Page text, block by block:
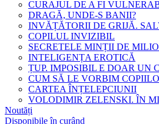
CURAJUL DE A FI
DRAGĂ, UNDE-S BANII?
INVĂȚĂTORII DE GRIJĂ.
COPILUL INVIZIBIL
SECRETELE MINȚII DE
INTELIGENȚA EROTICĂ
ȚUP. IMPOSIBIL E DOAR UN
CUM SĂ LE VORBIM
CARTEA ÎNȚELEPCIUNII
VOLODIMIR ZELENSKI. ÎN
Noutăți
Disponibile în curând